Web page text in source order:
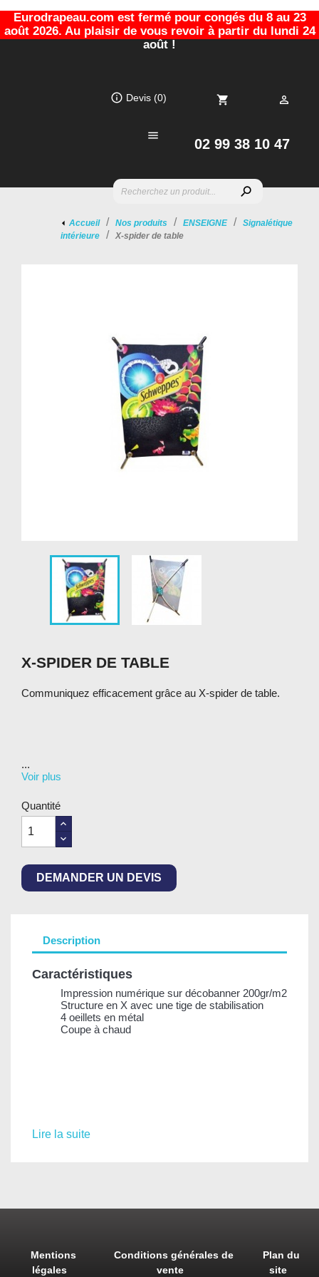
Eurodrapeau.com est fermé pour congés du 8 au 23
août 2026. Au plaisir de vous revoir à partir du lundi 24
août !
02 99 38 10 47
info_outline Devis (0)
search

shopping_cart 
Accueil Nos produits ENSEIGNE
Signalétique
intérieure
X-spider de table
X-SPIDER DE TABLE
Communiquez efficacement grâce au X-spider de table.
...
Voir plus
Quantité
DEMANDER UN DEVIS
Description
Caractéristiques
Impression numérique sur décobanner 200gr/m2
Structure en X avec une tige de stabilisation
4 oeillets en métal
Coupe à chaud
Lire la suite
Mentions
légales
Conditions générales de
vente
Plan du
site